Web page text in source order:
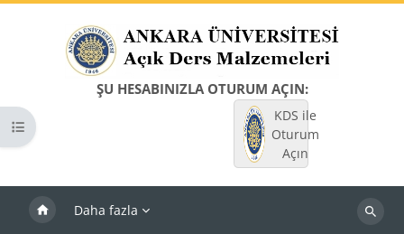
ŞU HESABINIZLA OTURUM AÇIN:
KDS ile
Oturum
Açın
Daha fazla
Dersleri
Kurs dizinini aç